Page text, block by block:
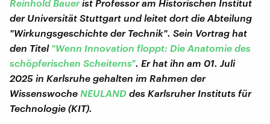
Reinhold Bauerist Professor am Historischen Institut
der Universität Stuttgart und leitet dort die Abteilung
"Wirkungsgeschichte der Technik". Sein Vortrag hat
den Titel "Wenn Innovation floppt: Die Anatomie des
schöpferischen Scheiterns". Er hat ihn am 01. Juli
2025 in Karlsruhe gehalten im Rahmen der
Wissenswoche NEULAND des Karlsruher Instituts für
Technologie (KIT).